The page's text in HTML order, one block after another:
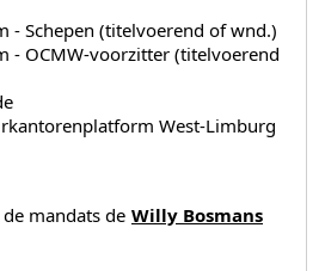
- Schepen (titelvoerend of wnd.)
- OCMW-voorzitter (titelvoerend
West-Limburg
mandats de Willy Bosmans